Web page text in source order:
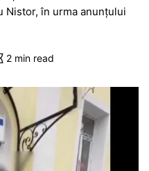
s
g
je
z
Nistor, în urma anunțului
2 min read